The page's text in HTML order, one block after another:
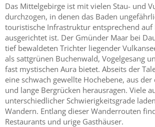
Das Mittelgebirge ist mit vielen Stau- und
durchzogen, in denen das Baden
touristische Infrastruktur entsprechend auf
ausgerichtet ist. Der Gmünder Maar bei
tief bewaldeten Trichter liegender
als sattgrünen Buchenwald, Vogelgesang
fast mystischen Aura bietet. Abseits der
eine schwach gewellte Hochebene, aus der
und lange Bergrücken herausragen. Viele
unterschiedlicher Schwierigkeitsgrade
Wandern. Entlang dieser Wanderrouten
Restaurants und urige Gasthäuser.